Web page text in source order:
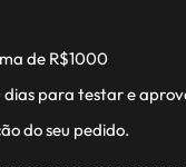
de R$1000
para testar e
do seu pedido.